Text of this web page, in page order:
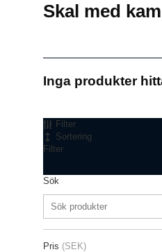
Skal med
Inga produkter
Filter
Sortering
Filter
Sök
Pris (SEK)